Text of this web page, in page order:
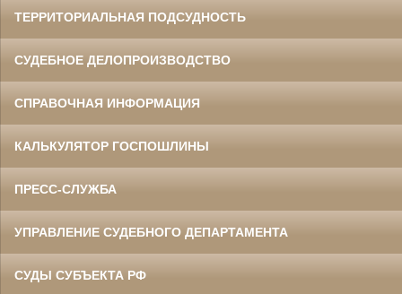
ТЕРРИТОРИАЛЬНАЯ ПОДСУДНОСТЬ
СУДЕБНОЕ ДЕЛОПРОИЗВОДСТВО
СПРАВОЧНАЯ ИНФОРМАЦИЯ
КАЛЬКУЛЯТОР ГОСПОШЛИНЫ
ПРЕСС-СЛУЖБА
УПРАВЛЕНИЕ СУДЕБНОГО ДЕПАРТАМЕНТА
СУДЫ СУБЪЕКТА РФ